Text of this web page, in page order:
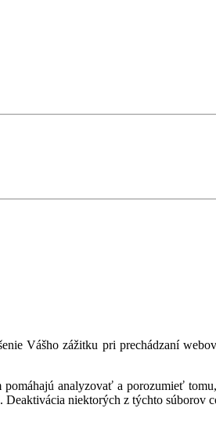
Vášho zážitku pri prechádzaní
analyzovať a porozumieť
niektorých z týchto súborov